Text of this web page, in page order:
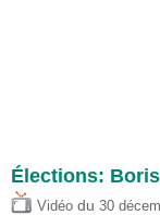
Élections:
Vidéo du 30